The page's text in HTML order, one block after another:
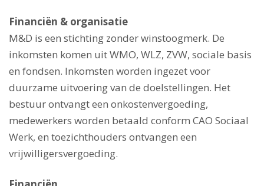
Financiën & organisatie
M&D is een stichting zonder winstoogmerk. De
inkomsten komen uit WMO, WLZ, ZVW, sociale basis
en fondsen. Inkomsten worden ingezet voor
duurzame uitvoering van de doelstellingen. Het
bestuur ontvangt een onkostenvergoeding,
medewerkers worden betaald conform CAO Sociaal
Werk, en toezichthouders ontvangen een
vrijwilligersvergoeding.